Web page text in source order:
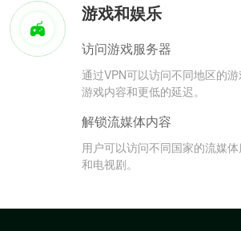
游戏和娱乐
访问游戏服务器
通过VPN可以访问不同地区的
游戏内容和更低的延迟。
解锁流媒体内容
用户可以访问不同国家的流媒
和电视剧。